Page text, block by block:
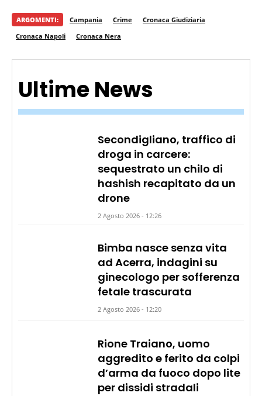
Ultime News
Secondigliano, traffico di
droga in carcere:
sequestrato un chilo di
hashish recapitato da un
drone
2 Agosto 2026 - 12:26
Bimba nasce senza vita
ad Acerra, indagini su
ginecologo per sofferenza
fetale trascurata
2 Agosto 2026 - 12:20
Rione Traiano, uomo
aggredito e ferito da colpi
d’arma da fuoco dopo lite
per dissidi stradali
ARGOMENTI: Campania Crime
Cronaca Giudiziaria
Cronaca Napoli
Cronaca Nera